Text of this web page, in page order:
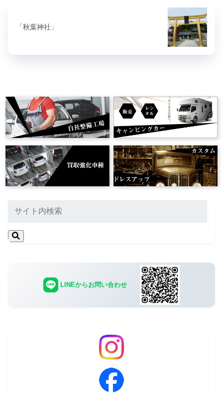
「秋葉神社」
LINEからお問い合わせ